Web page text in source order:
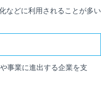
などに利用されることが多い
事業に進出する企業を支